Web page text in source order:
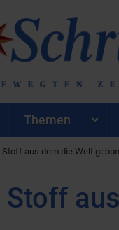
Themen
Stoff aus dem die Welt
Stoff